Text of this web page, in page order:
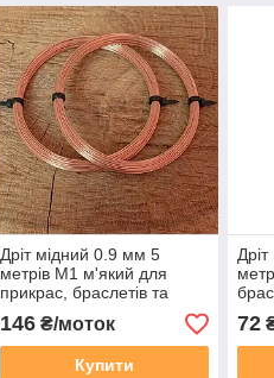
Дріт мідний 0.9 мм 5
метрів М1 м'який для
прикрас, браслетів та
декоративних конструкцій
146₴/моток
Купити
72